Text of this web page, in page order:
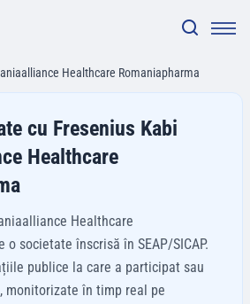
Healthcare Romaniapharma
cu Fresenius Kabi
Healthcare
Healthcare
o societate înscrisă în SEAP/SICAP.
publice la care a participat sau
monitorizate în timp real pe